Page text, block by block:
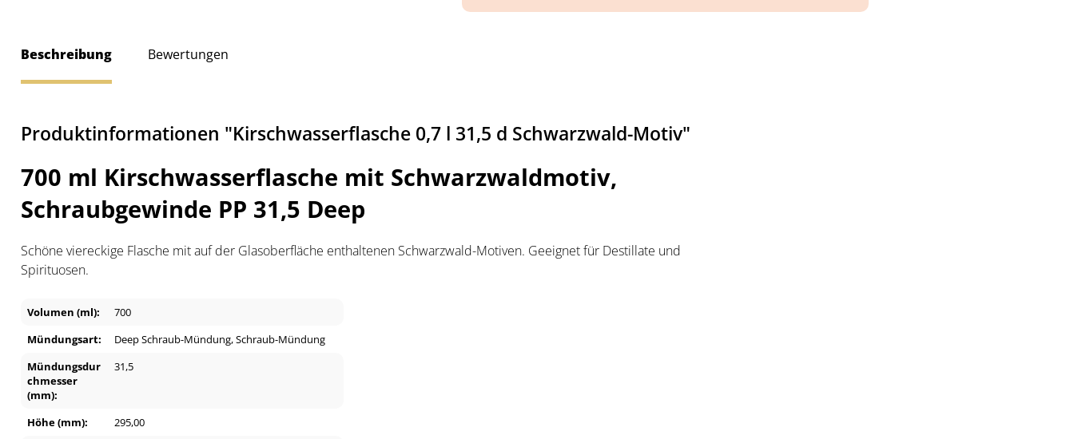
Beschreibung Bewertungen
Produktinformationen "Kirschwasserflasche 0,7 l 31,5 d Schwarzwald-Motiv"
700 ml Kirschwasserflasche mit Schwarzwaldmotiv,
Schraubgewinde PP 31,5 Deep
Schöne viereckige Flasche mit auf der Glasoberfläche enthaltenen Schwarzwald-Motiven. Geeignet für Destillate und
Spirituosen.
Volumen (ml):
700
Mündungsart:
Deep Schraub-Mündung, Schraub-Mündung
Mündungsdur
chmesser
(mm):
31,5
Höhe (mm):
295,00